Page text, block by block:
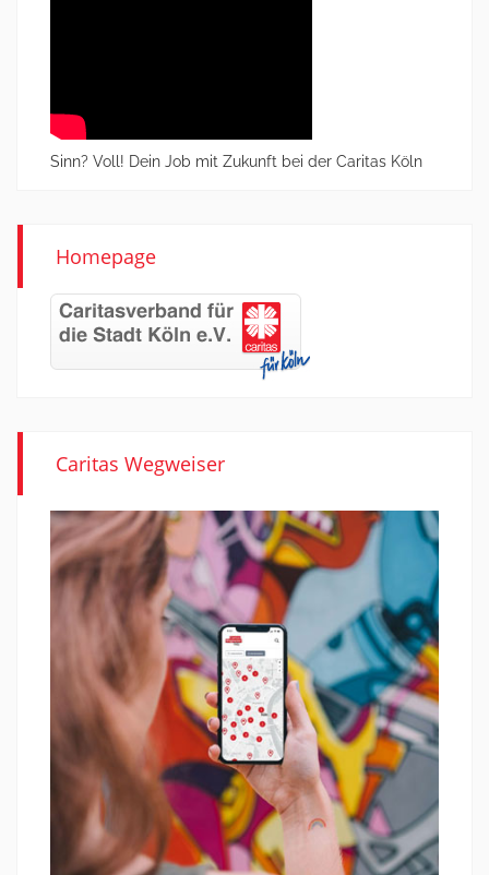
Sinn? Voll! Dein Job mit Zukunft bei der Caritas Köln
Homepage
Caritas Wegweiser